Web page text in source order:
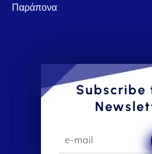
Παράπονα
Subscribe